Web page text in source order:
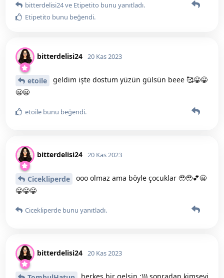
bitterdelisi24ve Etipetito bunu yanıtladı.
Etipetito bunu beğendi.
bitterdelisi24 20 Kas 2023
etoile
geldim işte dostum yüzün gülsün beee 🥰😀😀
😀😀
etoile bunu beğendi.
bitterdelisi24 20 Kas 2023
Cicekliperde
ooo olmaz ama böyle çocuklar 🥹🥹💕😀
😀😀😀
Cicekliperde bunu yanıtladı.
bitterdelisi24 20 Kas 2023